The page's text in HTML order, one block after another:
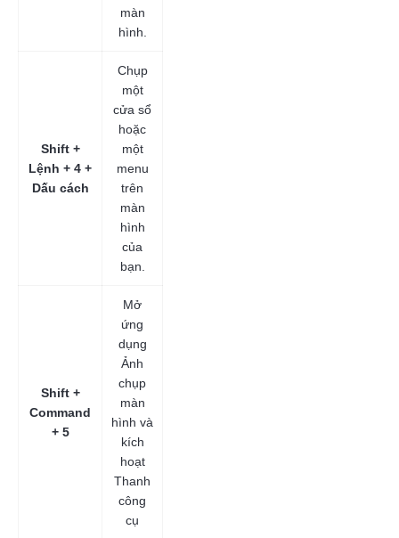
màn
hình.
Shift +
Lệnh + 4 +
Dấu cách
Chụp
một
cửa sổ
hoặc
một
menu
trên
màn
hình
của
bạn.
Shift +
Command
+ 5
Mở
ứng
dụng
Ảnh
chụp
màn
hình và
kích
hoạt
Thanh
công
cụ